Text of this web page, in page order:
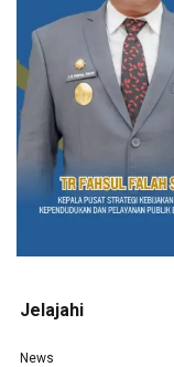
Jelajahi
News